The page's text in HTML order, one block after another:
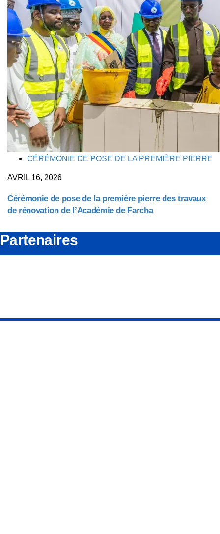
TAGSCÉRÉMONIE DE POSE DE LA PREMIÈRE PIERRE
AVRIL 16, 2026
Cérémonie de pose de la première pierre des travaux
de rénovation de l’Académie de Farcha
Partenaires